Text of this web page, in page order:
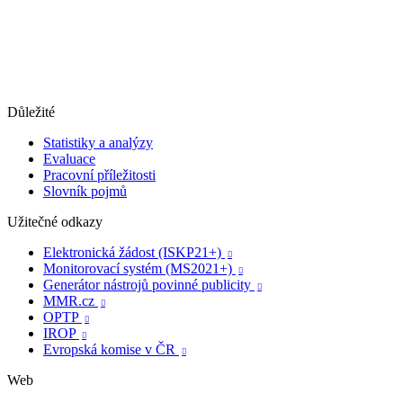
Důležité
Statistiky a analýzy
Evaluace
Pracovní příležitosti
Slovník pojmů
Užitečné odkazy
Elektronická žádost (ISKP21+)

Monitorovací systém (MS2021+) 
Generátor nástrojů povinné publicity 
MMR.cz 
OPTP 
IROP 
Evropská komise v ČR 
Web